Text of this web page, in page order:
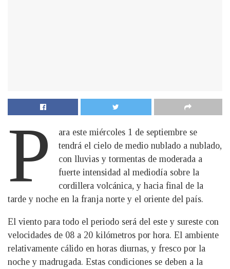
P
ara este miércoles 1 de septiembre se
tendrá el cielo de medio nublado a nublado,
con lluvias y tormentas de moderada a
fuerte intensidad al mediodía sobre la
cordillera volcánica, y hacia final de la
tarde y noche en la franja norte y el oriente del país.
El viento para todo el periodo será del este y sureste con
velocidades de 08 a 20 kilómetros por hora. El ambiente
relativamente cálido en horas diurnas, y fresco por la
noche y madrugada. Estas condiciones se deben a la